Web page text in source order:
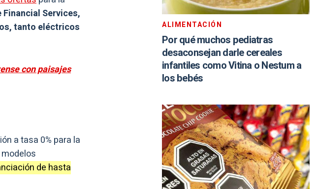
Services,
tanto eléctricos
con paisajes
a tasa 0% para la
de hasta
ALIMENTACIÓN
Por qué muchos pediatras
desaconsejan darle cereales
infantiles como Vitina o Nestum a
los bebés